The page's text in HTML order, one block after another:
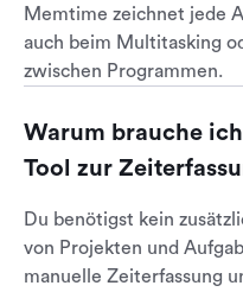
Memtime zeichnet jede
auch beim Multitasking
zwischen Programmen.
Warum brauche
Tool zur
Du benötigst kein
von Projekten und
manuelle Zeiterfassung